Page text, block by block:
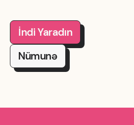
İndi Yaradın
Nümunə